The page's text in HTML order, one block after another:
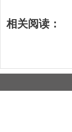
相关阅读：